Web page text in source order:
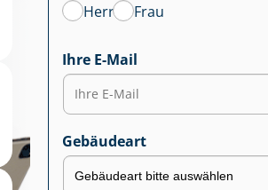
Herr
Frau
Ihre E-Mail
Gebäudeart